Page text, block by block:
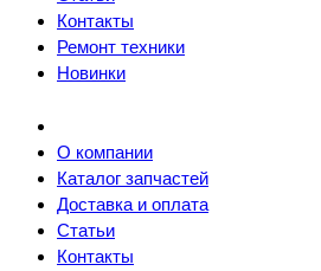
Контакты
Ремонт техники
Новинки
О компании
Каталог запчастей
Доставка и оплата
Статьи
Контакты